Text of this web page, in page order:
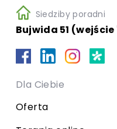
Siedziby poradni
Bujwida 51
Dla Ciebie
Oferta